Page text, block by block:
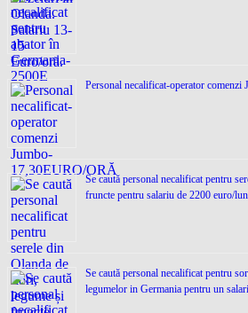
Personal necalificat-operator
Se caută personal necalificat pentru
fruncte pentru salariu de 2200 euro/
Se caută personal necalificat pentru
legumelor in Germania pentru un